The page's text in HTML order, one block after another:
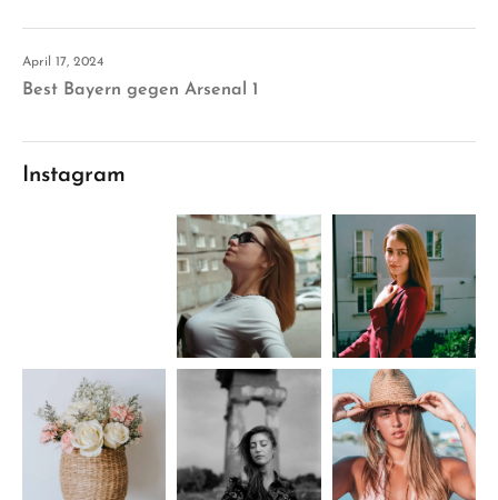
April 17, 2024
Best Bayern gegen Arsenal 1
Instagram